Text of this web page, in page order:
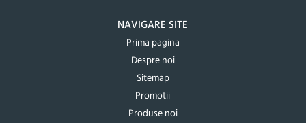
NAVIGARE SITE
Prima pagina
Despre noi
Sitemap
Promotii
Produse noi